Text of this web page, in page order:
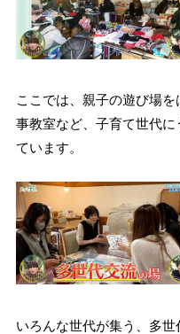
ここでは、親子の遊び場
事教室など、子育て世代
ています。
いろんな世代が集う、多